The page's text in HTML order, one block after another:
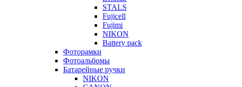
STALS
Fujicell
Fujimi
NIKON
Battery pack
Фоторамки
Фотоальбомы
Батарейные ручки
NIKON